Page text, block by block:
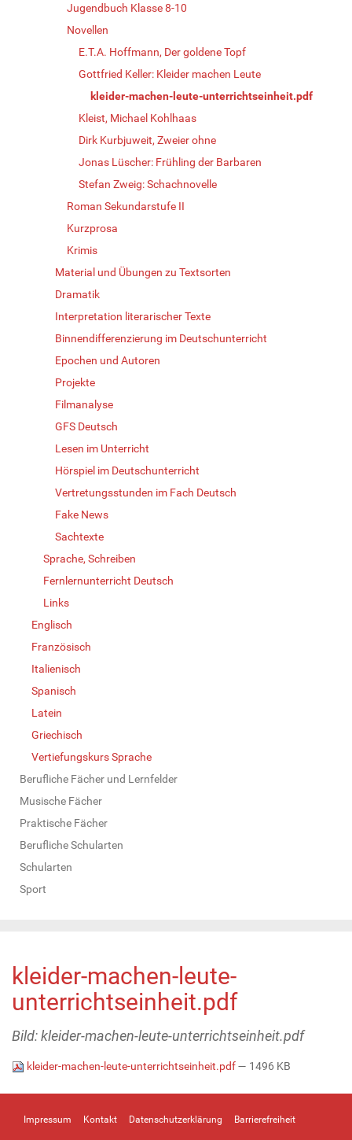
Jugendbuch Klasse 8-10
Novellen
E.T.A. Hoffmann, Der goldene Topf
Gottfried Keller: Kleider machen Leute
kleider-machen-leute-unterrichtseinheit.pdf
Kleist, Michael Kohlhaas
Dirk Kurbjuweit, Zweier ohne
Jonas Lüscher: Frühling der Barbaren
Stefan Zweig: Schachnovelle
Roman Sekundarstufe II
Kurzprosa
Krimis
Material und Übungen zu Textsorten
Dramatik
Interpretation literarischer Texte
Binnendifferenzierung im Deutschunterricht
Epochen und Autoren
Projekte
Filmanalyse
GFS Deutsch
Lesen im Unterricht
Hörspiel im Deutschunterricht
Vertretungsstunden im Fach Deutsch
Fake News
Sachtexte
Sprache, Schreiben
Fernlernunterricht Deutsch
Links
Englisch
Französisch
Italienisch
Spanisch
Latein
Griechisch
Vertiefungskurs Sprache
Berufliche Fächer und Lernfelder
Musische Fächer
Praktische Fächer
Berufliche Schularten
Schularten
Sport
kleider-machen-leute-
unterrichtseinheit.pdf
Bild: kleider-machen-leute-unterrichtseinheit.pdf
kleider-machen-leute-unterrichtseinheit.pdf— 1496 KB
Impressum Kontakt Datenschutzerklärung Barrierefreiheit